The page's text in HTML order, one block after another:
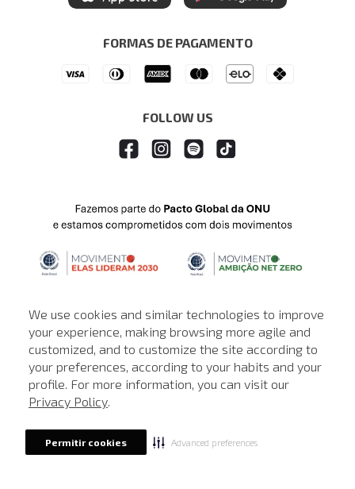
We use cookies and similar technologies to improve
your experience, making browsing more agile and
customized, and to customize the site according to
your preferences, according to your habits and your
profile. For more information, you can visit our
Privacy Policy.
Permitir cookies Advanced preferences
Seja um Revendedor
FORMAS DE PAGAMENTO
FOLLOW US
© © Copyright 2000-2026 - Todos os direitos reservados. A Loja de
John John reserva-se no direito de corrigir ou alterar informações
Em caso de dúvidas:0800 990 5500.
Horário de Atendimentodas 8h às 20h de segunda a sábado, exceto